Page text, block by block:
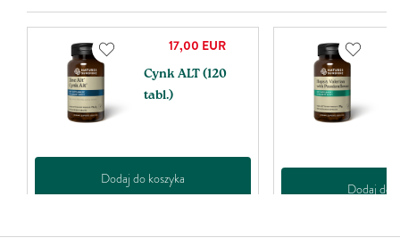
17,00 EUR
Cynk ALT (120
tabl.)
Dodaj do koszyka
Dodaj do